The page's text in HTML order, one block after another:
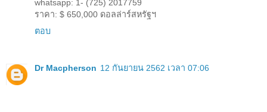
whatsapp: 1- (725) 2017759
ราคา: $ 650,000 ดอลล่าร์สหรัฐฯ
ตอบ
Dr Macpherson 12 กันยายน 2562 เวลา 07:06